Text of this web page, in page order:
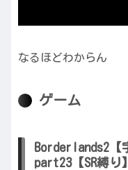
なるほどわからん
ゲーム
Borderlands2【
part23【SR縛り